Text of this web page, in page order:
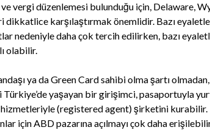
vergi düzenlemesi bulunduğu için, Delaware,
dikkatlice karşılaştırmak önemlidir. Bazı
nedeniyle daha çok tercih edilirken, bazı
olabilir.
ya da Green Card sahibi olma şartı
Türkiye’de yaşayan bir girişimci, pasaportuyla yurt
(registered agent) şirketini
için ABD pazarına açılmayı çok daha